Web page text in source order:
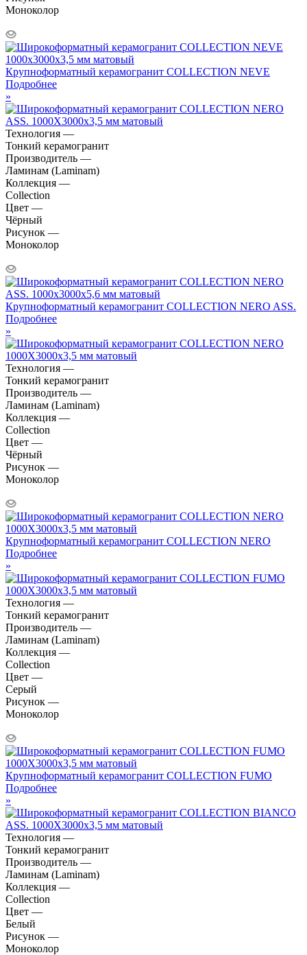
Моноколор
Крупноформатный керамогранит COLLECTION NEVE
Подробнее
»
Технология —
Тонкий керамогранит
Производитель —
Ламинам (Laminam)
Коллекция —
Collection
Цвет —
Чёрный
Рисунок —
Моноколор
Крупноформатный керамогранит COLLECTION NERO ASS.
Подробнее
»
Технология —
Тонкий керамогранит
Производитель —
Ламинам (Laminam)
Коллекция —
Collection
Цвет —
Чёрный
Рисунок —
Моноколор
Крупноформатный керамогранит COLLECTION NERO
Подробнее
»
Технология —
Тонкий керамогранит
Производитель —
Ламинам (Laminam)
Коллекция —
Collection
Цвет —
Серый
Рисунок —
Моноколор
Крупноформатный керамогранит COLLECTION FUMO
Подробнее
»
Технология —
Тонкий керамогранит
Производитель —
Ламинам (Laminam)
Коллекция —
Collection
Цвет —
Белый
Рисунок —
Моноколор